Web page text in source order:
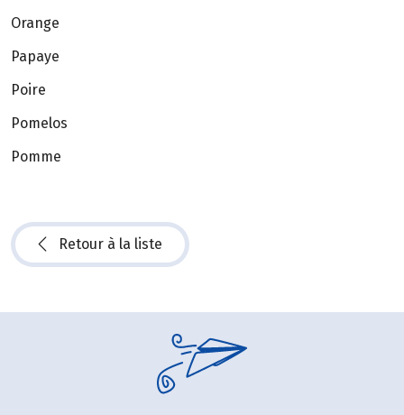
Orange
Papaye
Poire
Pomelos
Pomme
Retour à la liste